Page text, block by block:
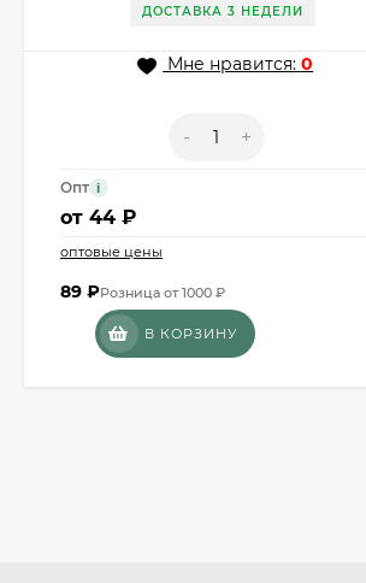
ДОСТАВКА 3 НЕДЕЛИ
Мне нравится:0
- +
Опт i
от 44 ₽
оптовые цены
89 ₽Розница от 1000 ₽
В КОРЗИНУ